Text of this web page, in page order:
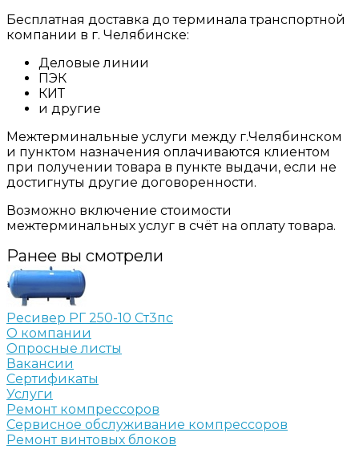
Бесплатная доставка до терминала транспортной
компании в г. Челябинске:
Деловые линии
ПЭК
КИТ
и другие
Межтерминальные услуги между г.Челябинском
и пунктом назначения оплачиваются клиентом
при получении товара в пункте выдачи, если не
достигнуты другие договоренности.
Возможно включение стоимости
межтерминальных услуг в счёт на оплату товара.
Ранее вы смотрели
Ресивер РГ 250-10 Ст3пс
О компании
Опросные листы
Вакансии
Сертификаты
Услуги
Ремонт компрессоров
Сервисное обслуживание компрессоров
Ремонт винтовых блоков